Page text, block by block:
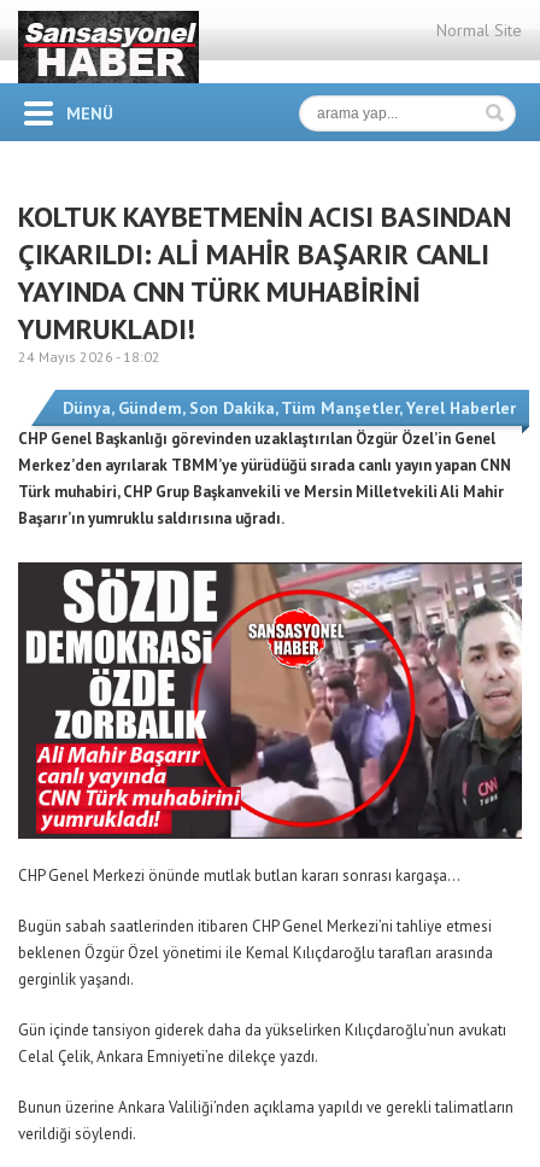
Normal Site
MENÜ
KOLTUK KAYBETMENİN ACISI BASINDAN
ÇIKARILDI: ALİ MAHİR BAŞARIR CANLI
YAYINDA CNN TÜRK MUHABİRİNİ
YUMRUKLADI!
24 Mayıs 2026 - 18:02
Dünya, Gündem, Son Dakika,Tüm Manşetler,Yerel Haberler
CHP Genel Başkanlığı görevinden uzaklaştırılan Özgür Özel’in Genel
Merkez’den ayrılarak TBMM’ye yürüdüğü sırada canlı yayın yapan CNN
Türk muhabiri, CHP Grup Başkanvekili ve Mersin Milletvekili Ali Mahir
Başarır’ın yumruklu saldırısına uğradı.
CHP Genel Merkezi önünde mutlak butlan kararı sonrası kargaşa…
Bugün sabah saatlerinden itibaren CHP Genel Merkezi’ni tahliye etmesi
beklenen Özgür Özel yönetimi ile Kemal Kılıçdaroğlu tarafları arasında
gerginlik yaşandı.
Gün içinde tansiyon giderek daha da yükselirken Kılıçdaroğlu’nun avukatı
Celal Çelik, Ankara Emniyeti’ne dilekçe yazdı.
Bunun üzerine Ankara Valiliği’nden açıklama yapıldı ve gerekli talimatların
verildiği söylendi.